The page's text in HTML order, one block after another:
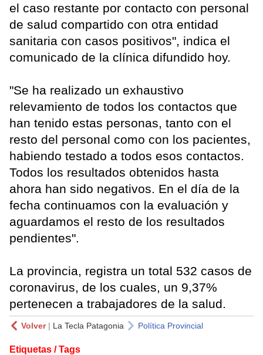
el caso restante por contacto con personal
de salud compartido con otra entidad
sanitaria con casos positivos", indica el
comunicado de la clínica difundido hoy.
"Se ha realizado un exhaustivo
relevamiento de todos los contactos que
han tenido estas personas, tanto con el
resto del personal como con los pacientes,
habiendo testado a todos esos contactos.
Todos los resultados obtenidos hasta
ahora han sido negativos. En el día de la
fecha continuamos con la evaluación y
aguardamos el resto de los resultados
pendientes".
La provincia, registra un total 532 casos de
coronavirus, de los cuales, un 9,37%
pertenecen a trabajadores de la salud.
Volver| La Tecla Patagonia Política Provincial
Etiquetas / Tags